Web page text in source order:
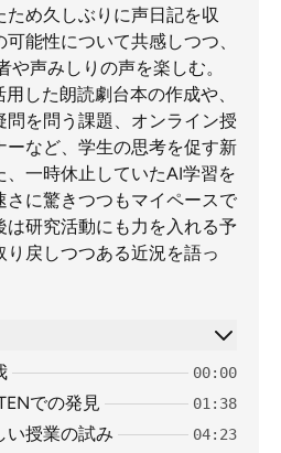
ため久しぶりに声日記を収
能性について共感しつつ、
や声みしりの声を楽しむ。
した朗読劇台本の作成や、
を問う課題、オンライン授
ーなど、学生の思考を促す新
、一時休止していたAI学習を
さに驚きつつもマイペースで
は研究活動にも力を入れる予
戻しつつある近況を語っ
00:00
での発見 01:38
い授業の試み 04:23